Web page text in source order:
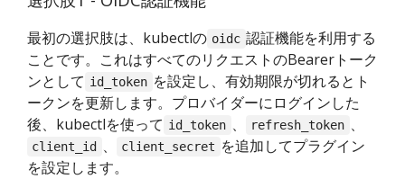
最初の選択肢は、kubectlの oidc 認証機能を利用する
ことです。これはすべてのリクエストのBearerトーク
ンとして id_token を設定し、有効期限が切れるとト
ークンを更新します。プロバイダーにログインした
後、kubectlを使って id_token 、 refresh_token 、
client_id 、 client_secret を追加してプラグイン
を設定します。